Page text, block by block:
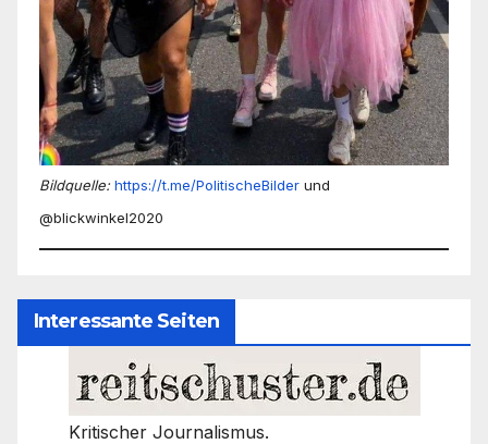
Bildquelle: https://t.me/PolitischeBilder und
@blickwinkel2020
Interessante Seiten
Kritischer Journalismus.